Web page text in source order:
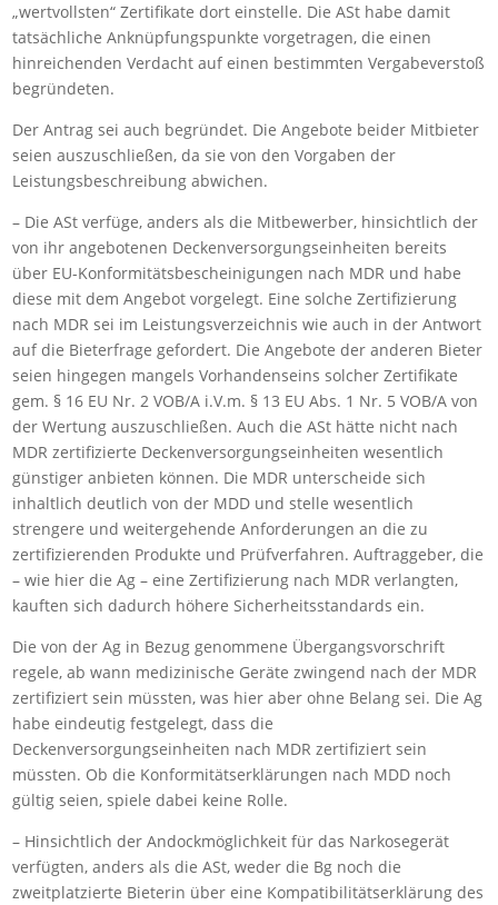
„wertvollsten“ Zertifikate dort einstelle. Die ASt habe damit
tatsächliche Anknüpfungspunkte vorgetragen, die einen
hinreichenden Verdacht auf einen bestimmten Vergabeverstoß
begründeten.
Der Antrag sei auch begründet. Die Angebote beider Mitbieter
seien auszuschließen, da sie von den Vorgaben der
Leistungsbeschreibung abwichen.
– Die ASt verfüge, anders als die Mitbewerber, hinsichtlich der
von ihr angebotenen Deckenversorgungseinheiten bereits
über EU-Konformitätsbescheinigungen nach MDR und habe
diese mit dem Angebot vorgelegt. Eine solche Zertifizierung
nach MDR sei im Leistungsverzeichnis wie auch in der Antwort
auf die Bieterfrage gefordert. Die Angebote der anderen Bieter
seien hingegen mangels Vorhandenseins solcher Zertifikate
gem. § 16 EU Nr. 2 VOB/A i.V.m. § 13 EU Abs. 1 Nr. 5 VOB/A von
der Wertung auszuschließen. Auch die ASt hätte nicht nach
MDR zertifizierte Deckenversorgungseinheiten wesentlich
günstiger anbieten können. Die MDR unterscheide sich
inhaltlich deutlich von der MDD und stelle wesentlich
strengere und weitergehende Anforderungen an die zu
zertifizierenden Produkte und Prüfverfahren. Auftraggeber, die
– wie hier die Ag – eine Zertifizierung nach MDR verlangten,
kauften sich dadurch höhere Sicherheitsstandards ein.
Die von der Ag in Bezug genommene Übergangsvorschrift
regele, ab wann medizinische Geräte zwingend nach der MDR
zertifiziert sein müssten, was hier aber ohne Belang sei. Die Ag
habe eindeutig festgelegt, dass die
Deckenversorgungseinheiten nach MDR zertifiziert sein
müssten. Ob die Konformitätserklärungen nach MDD noch
gültig seien, spiele dabei keine Rolle.
– Hinsichtlich der Andockmöglichkeit für das Narkosegerät
verfügten, anders als die ASt, weder die Bg noch die
zweitplatzierte Bieterin über eine Kompatibilitätserklärung des